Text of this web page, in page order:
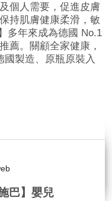
個人需要，促進皮膚
持肌膚健康柔滑，敏
多年來成為德國 No.1
薦。關顧全家健康，
製造、原瓶原裝入
巴】嬰兒